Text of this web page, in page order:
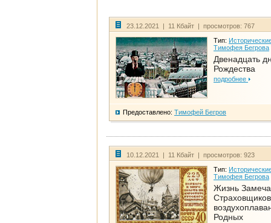
23.12.2021 | 11 Кбайт | просмотров: 767
Тип:
Тимофея Бегрова
Двенадцать
Рождества
подробнее
Предоставлено: Тимофей Бегров
10.12.2021 | 11 Кбайт | просмотров: 923
Тип:
Тимофея Бегрова
Жизнь
Родных